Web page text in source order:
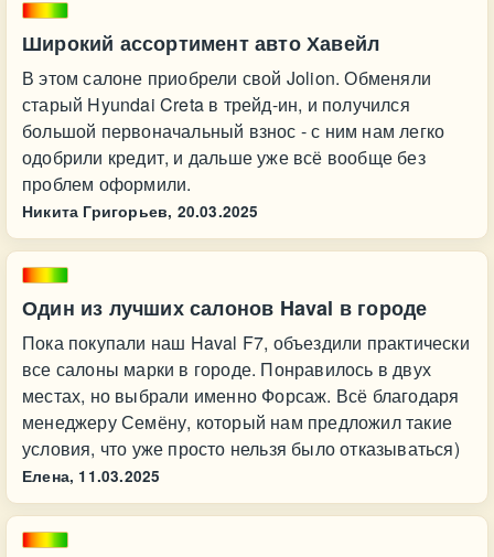
Широкий ассортимент авто Хавейл
В этом салоне приобрели свой Jolion. Обменяли
старый Hyundai Creta в трейд-ин, и получился
большой первоначальный взнос - с ним нам легко
одобрили кредит, и дальше уже всё вообще без
проблем оформили.
Никита Григорьев, 20.03.2025
Один из лучших салонов Haval в городе
Пока покупали наш Haval F7, объездили практически
все салоны марки в городе. Понравилось в двух
местах, но выбрали именно Форсаж. Всё благодаря
менеджеру Семёну, который нам предложил такие
условия, что уже просто нельзя было отказываться)
Елена, 11.03.2025